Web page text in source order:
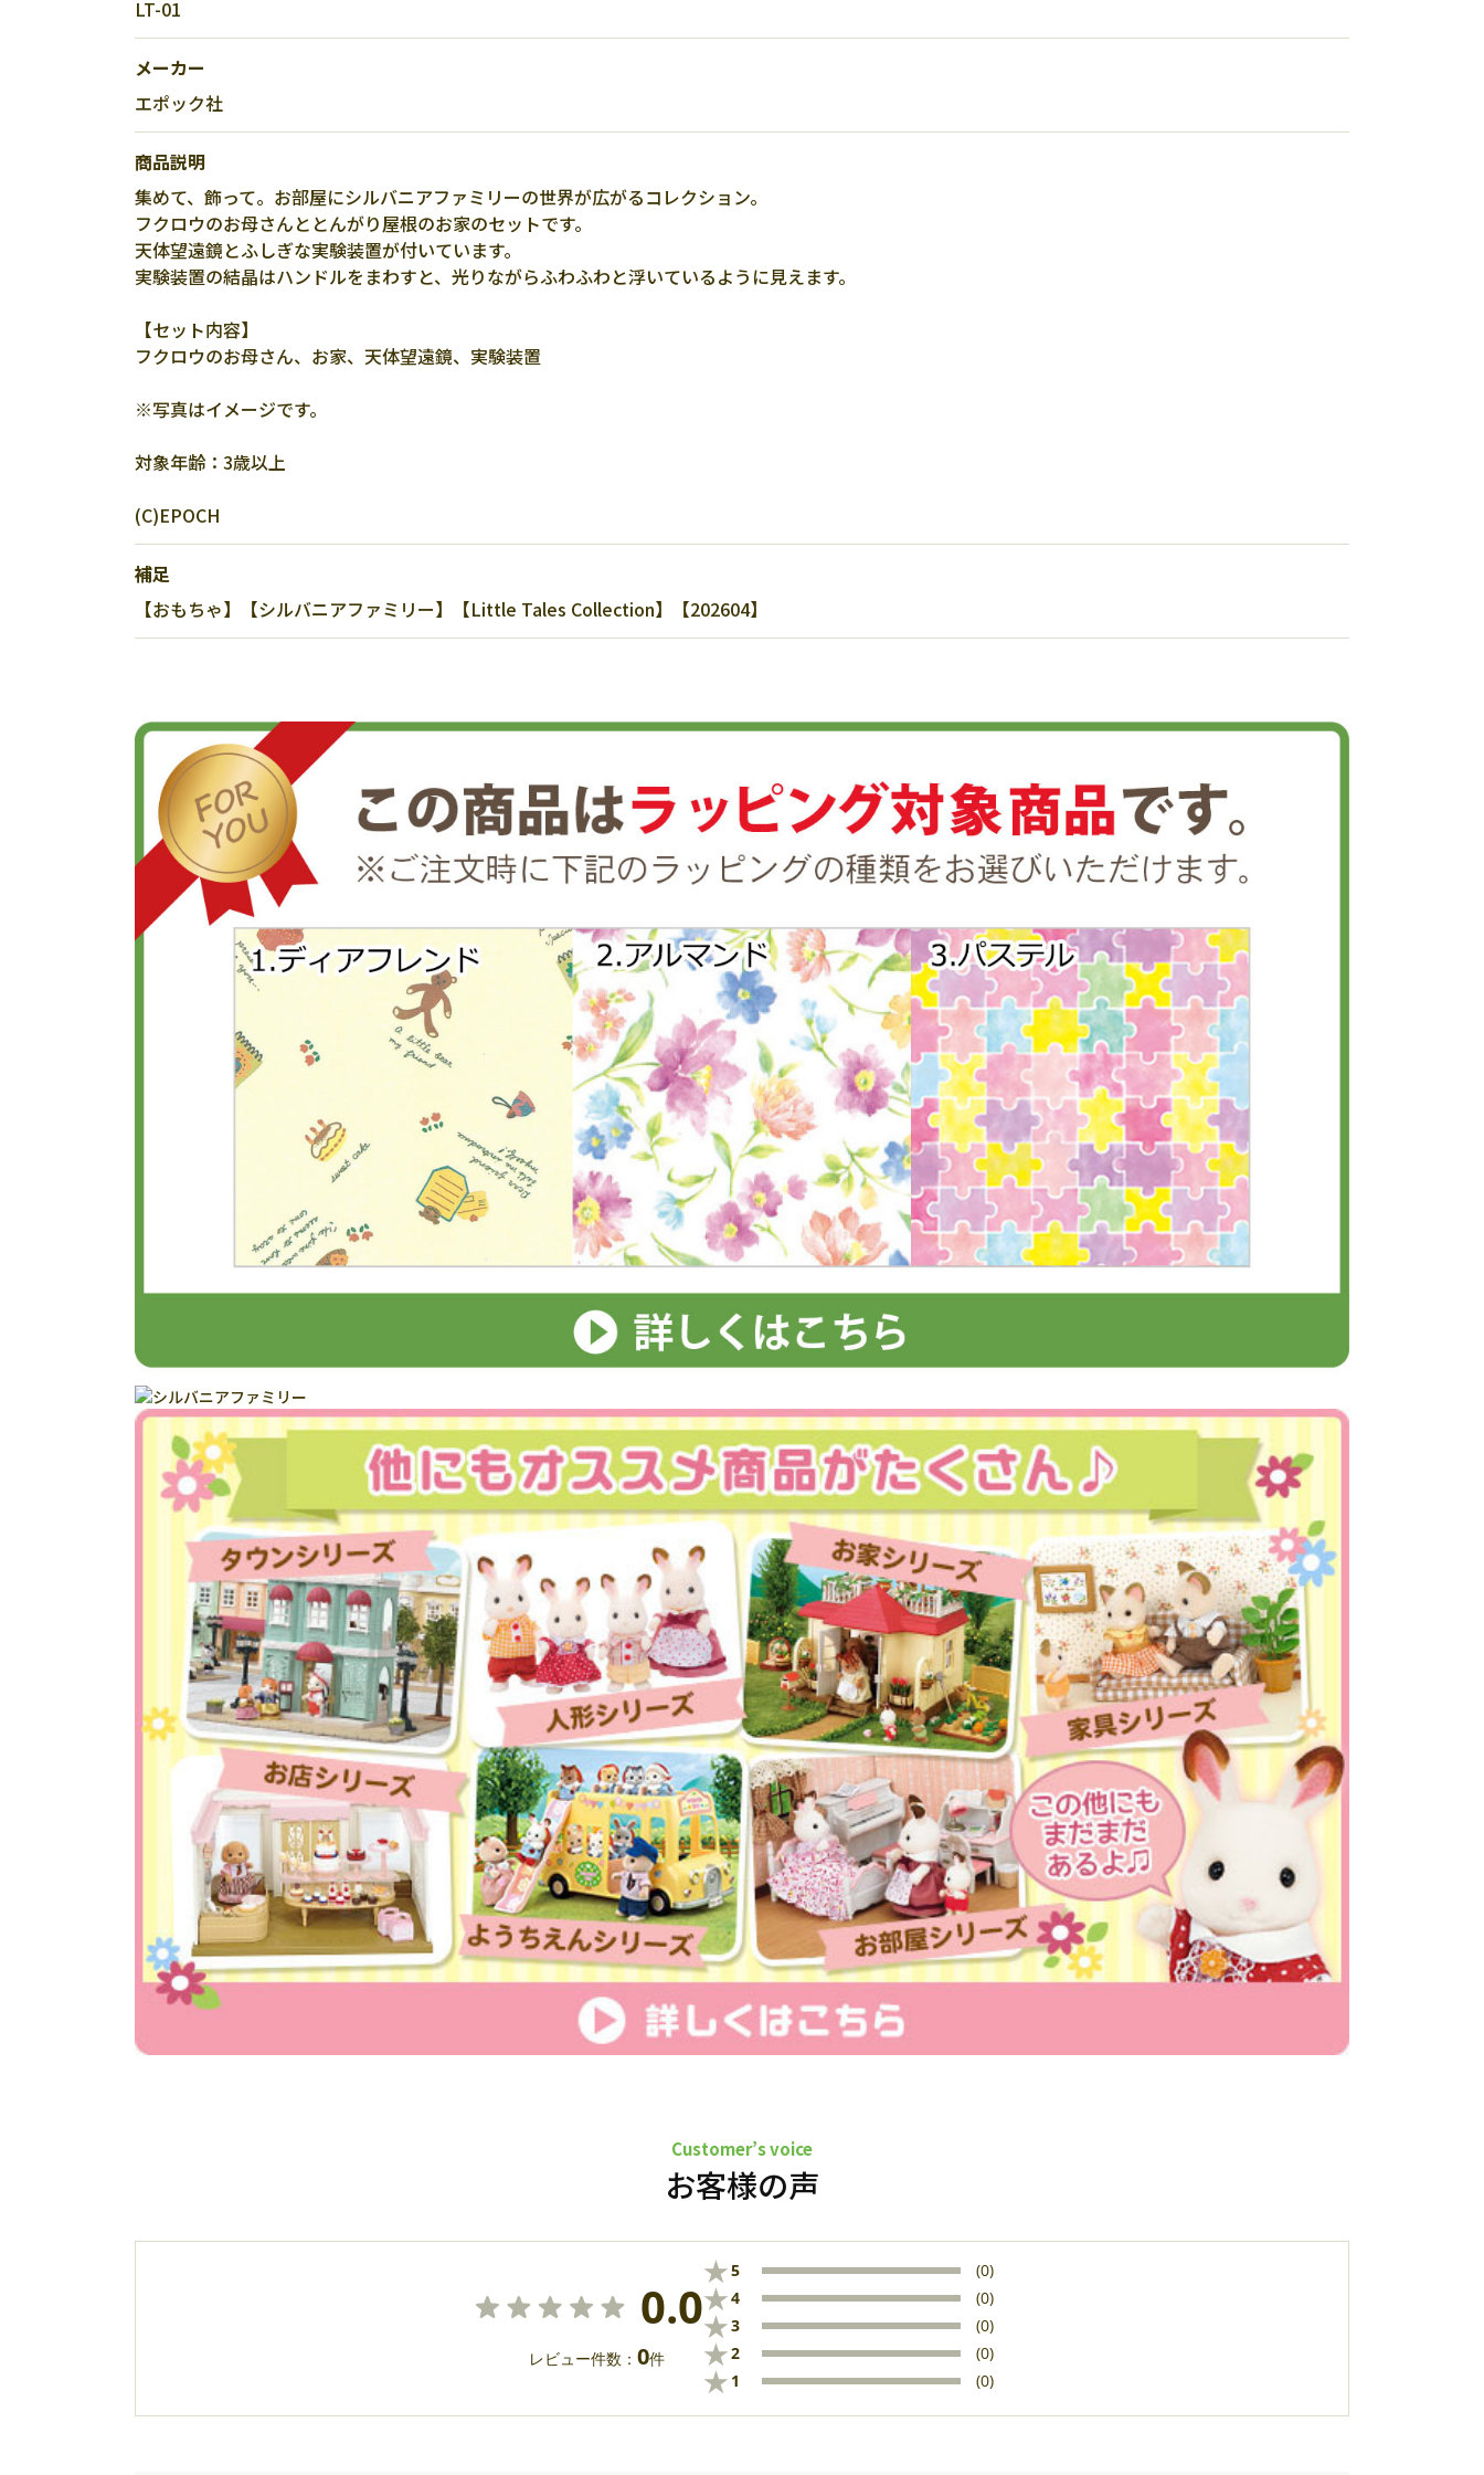
LT-01
メーカー
エポック社
商品説明
集めて、飾って。お部屋にシルバニアファミリーの世界が広がるコレクション。
フクロウのお母さんととんがり屋根のお家のセットです。
天体望遠鏡とふしぎな実験装置が付いています。
実験装置の結晶はハンドルをまわすと、光りながらふわふわと浮いているように見えます。
【セット内容】
フクロウのお母さん、お家、天体望遠鏡、実験装置
※写真はイメージです。
対象年齢：3歳以上
(C)EPOCH
補足
【おもちゃ】【シルバニアファミリー】【Little Tales Collection】【202604】
Customer’s voice
お客様の声
0.0
レビュー件数： 0件
★5 (0)
★4 (0)
★3 (0)
★2 (0)
★ 1 (0)